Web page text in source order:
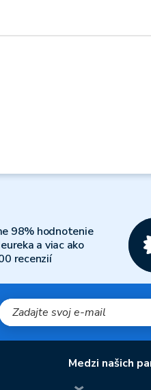
98% hodnotenie
a viac ako
recenzií
Medzi našich